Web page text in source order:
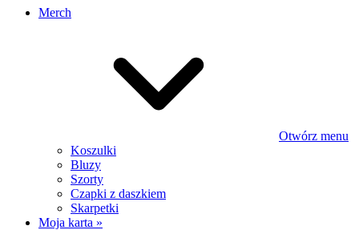
Merch
Otwórz menu
Koszulki
Bluzy
Szorty
Czapki z daszkiem
Skarpetki
Moja karta »